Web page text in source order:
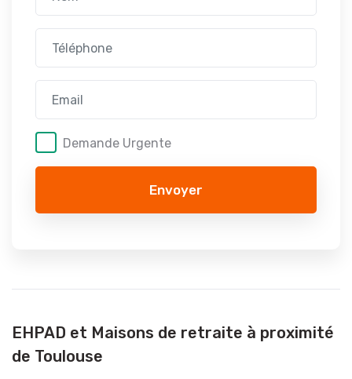
Demande Urgente
Envoyer
EHPAD et Maisons de retraite à proximité
de Toulouse